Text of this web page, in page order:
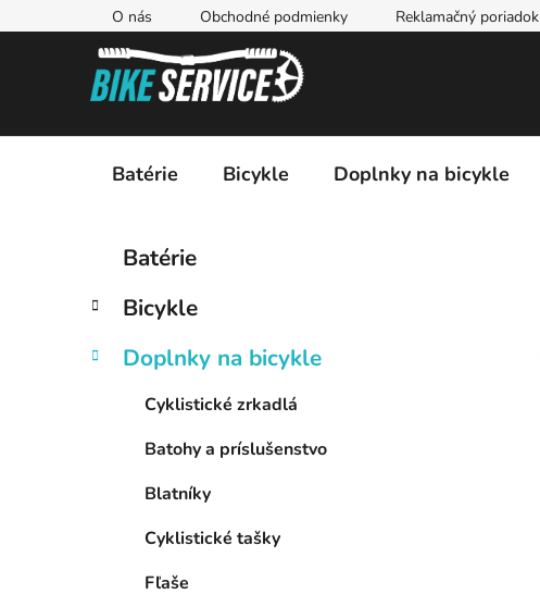
na
O nás Obchodné podmienky Reklamačný poriadok
Batérie Bicykle Doplnky na bicykle
č
ý
Preskočiť
kategórie
e
ó
Batérie
Bicykle
Doplnky na bicykle
Cyklistické zrkadlá
Batohy a príslušenstvo
Blatníky
Cyklistické tašky
Fľaše